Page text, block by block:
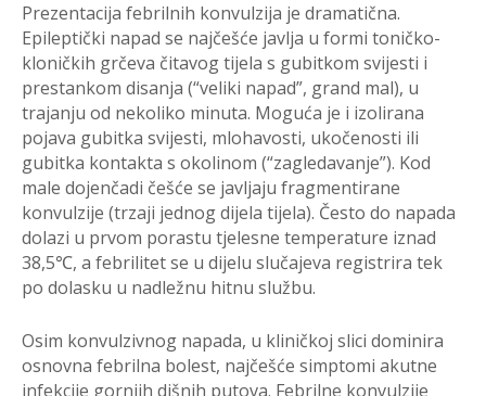
Prezentacija febrilnih konvulzija je dramatična.
Epileptički napad se najčešće javlja u formi toničko-
kloničkih grčeva čitavog tijela s gubitkom svijesti i
prestankom disanja (“veliki napad”, grand mal), u
trajanju od nekoliko minuta. Moguća je i izolirana
pojava gubitka svijesti, mlohavosti, ukočenosti ili
gubitka kontakta s okolinom (“zagledavanje”). Kod
male dojenčadi češće se javljaju fragmentirane
konvulzije (trzaji jednog dijela tijela). Često do napada
dolazi u prvom porastu tjelesne temperature iznad
38,5℃, a febrilitet se u dijelu slučajeva registrira tek
po dolasku u nadležnu hitnu službu.
Osim konvulzivnog napada, u kliničkoj slici dominira
osnovna febrilna bolest, najčešće simptomi akutne
infekcije gornjih dišnih putova. Febrilne konvulzije